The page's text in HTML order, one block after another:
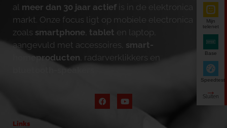
al meer dan 30 jaar actief is in de elektronica
markt. Onze focus ligt op mobiele electronica
zoals smartphone tablet en laptop,
aangevuld met accessoires, smart-
homeproducten , radarverklikkers en
bluetooth-speakers
Links
Mijn
telenet
Base
Speedtest